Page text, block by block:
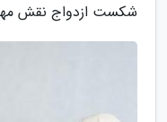
شکست ازدواج نقش